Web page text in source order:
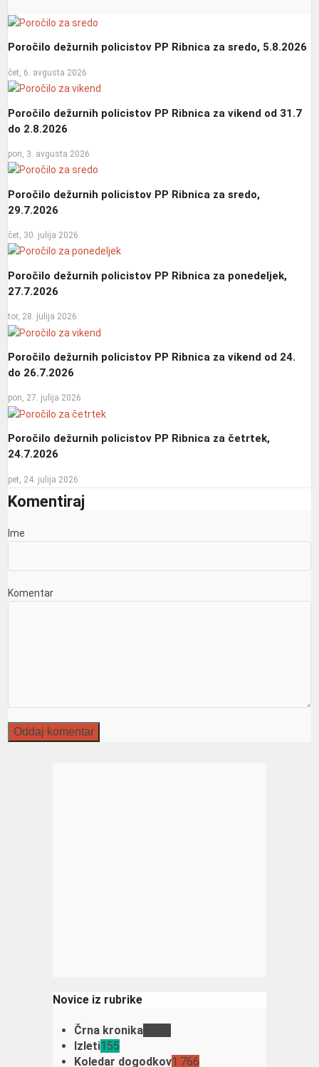
Poročilo dežurnih policistov PP Ribnica za sredo, 5.8.2026
čet, 6. avgusta 2026
Poročilo dežurnih policistov PP Ribnica za vikend od 31.7
do 2.8.2026
pon, 3. avgusta 2026
Poročilo dežurnih policistov PP Ribnica za sredo,
29.7.2026
čet, 30. julija 2026
Poročilo dežurnih policistov PP Ribnica za ponedeljek,
27.7.2026
tor, 28. julija 2026
Poročilo dežurnih policistov PP Ribnica za vikend od 24.
do 26.7.2026
pon, 27. julija 2026
Poročilo dežurnih policistov PP Ribnica za četrtek,
24.7.2026
pet, 24. julija 2026
Komentiraj
Ime
Komentar
Novice iz rubrike
Črna kronika
Izleti155
Koledar dogodkov1.766